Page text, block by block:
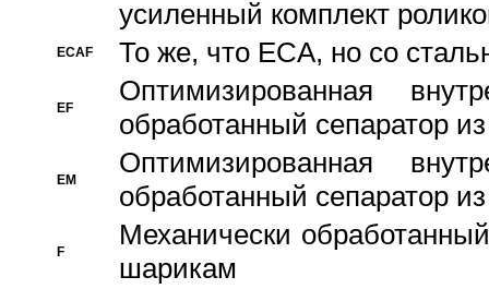
усиленный комплект
ECAF То же, что ECA, но со
EF
Оптимизированная
обработанный сепаратор
EM
Оптимизированная
обработанный сепаратор
F
Механически
шарикам